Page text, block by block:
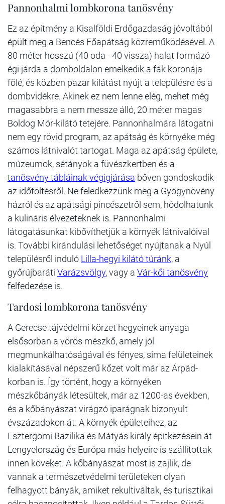
Pannonhalmi lombkorona tanösvény
Ez az építmény a Kisalföldi Erdőgazdaság jóvoltából
épült meg a Bencés Főapátság közreműködésével. A
80 méter hosszú (40 oda - 40 vissza) halat formázó
égi járda a domboldalon emelkedik a fák koronája
fölé, és közben pazar kilátást nyújt a településre és a
dombvidékre. Akinek ez nem lenne elég, mehet még
magasabbra a nem messze álló, 20 méter magas
Boldog Mór-kilátó tetejére. Pannonhalmára látogatni
nem egy rövid program, az apátság és környéke még
számos látnivalót tartogat. Maga az apátság épülete,
múzeumok, sétányok a füvészkertben és a
tanösvény tábláinak végigjárása bőven gondoskodik
az időtöltésről. Ne feledkezzünk meg a Gyógynövény
házról és az apátsági pincészetről sem, hódolhatunk
a kulináris élvezeteknek is. Pannonhalmi
látogatásunkat kibővíthetjük a környék látnivalóival
is. További kirándulási lehetőséget nyújtanak a Nyúl
településről induló Lilla-hegyi kilátó túránk, a
győrújbaráti Varázsvölgy, vagy a Vár-kői tanösvény
felfedezése is.
Tardosi lombkorona tanösvény
A Gerecse tájvédelmi körzet hegyeinek anyaga
elsősorban a vörös mészkő, amely jól
megmunkálhatóságával és fényes, sima felületeinek
kialakításával népszerű kőzet volt már az Árpád-
korban is. Így történt, hogy a környéken
mészkőbányák létesültek, már az 1200-as években,
és a kőbányászat virágzó iparágnak bizonyult
évszázadokon át. A környék épületeihez, az
Esztergomi Bazilika és Mátyás király építkezésein át
Lengyelország és Európa más helyeire is szállítottak
innen köveket. A kőbányászat most is zajlik, de
vannak a természetvédelmi területeken olyan
felhagyott bányák, amiket rekultiváltak, és turisztikai